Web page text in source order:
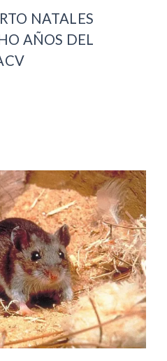
NATALES
AÑOS DEL